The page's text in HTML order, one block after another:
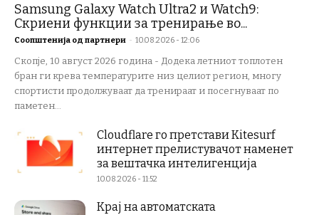
Samsung Galaxy Watch Ultra2 и Watch9:
Скриени функции за тренирање во...
Соопштенија од партнери - 10.08.2026 - 12:06
Скопје, 10 август 2026 година - Додека летниот топлотен
бран ги крева температурите низ целиот регион, многу
спортисти продолжуваат да тренираат и посегнуваат по
паметен...
Cloudflare го претстави Kitesurf
интернет прелистувачот наменет
за вештачка интелигенција
10.08.2026 - 11:52
Крај на автоматската